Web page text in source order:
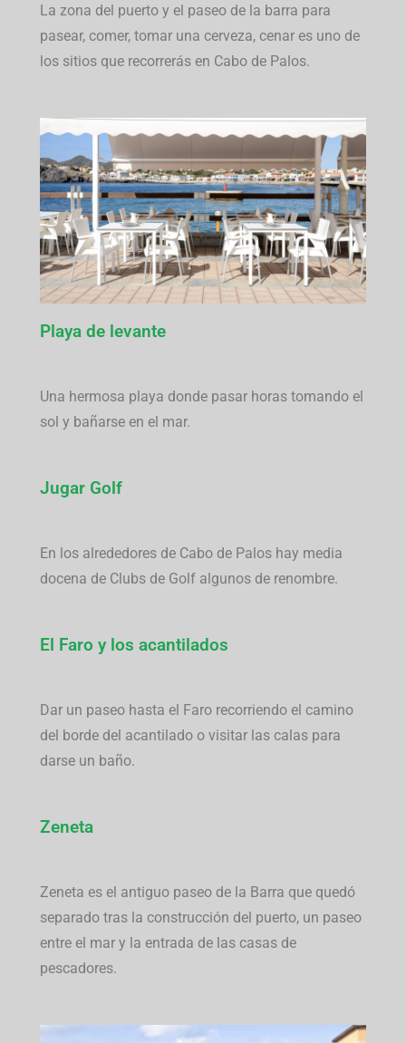
La zona del puerto y el paseo de la barra para
pasear, comer, tomar una cerveza, cenar es uno de
los sitios que recorrerás en Cabo de Palos.
Playa de levante
Una hermosa playa donde pasar horas tomando el
sol y bañarse en el mar.
Jugar Golf
En los alrededores de Cabo de Palos hay media
docena de Clubs de Golf algunos de renombre.
El Faro y los acantilados
Dar un paseo hasta el Faro recorriendo el camino
del borde del acantilado o visitar las calas para
darse un baño.
Zeneta
Zeneta es el antiguo paseo de la Barra que quedó
separado tras la construcción del puerto, un paseo
entre el mar y la entrada de las casas de
pescadores.